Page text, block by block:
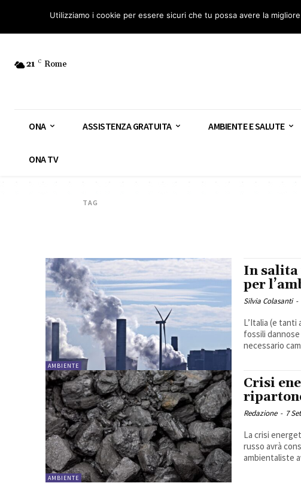
Osservatorio Nazionale Amianto: aderisci Diventa Guardia Nazionale Amianto – AGN
21 C Rome
ONA ASSISTENZA GRATUITA AMBIENTE E SALUTE
ONA TV
TAG
AMBIENTE
In salita
per
Silvia Colasanti -
L’Italia (e
fossili
necessario
AMBIENTE
Crisi
Redazione - 7
La crisi
russo avrà
ambientaliste
Utilizziamo i cookie per essere sicuri che tu possa avere la